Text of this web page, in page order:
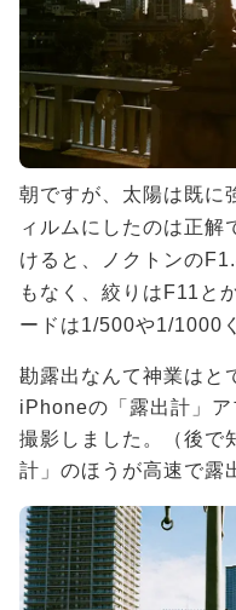
朝ですが、太陽は既に
ィルムにしたのは正解
けると、ノクトンの
もなく、絞りはF11と
ードは1/500や1/1000
勘露出なんて神業はと
iPhoneの「露出計」
撮影しました。（後で
計」のほうが高速で露